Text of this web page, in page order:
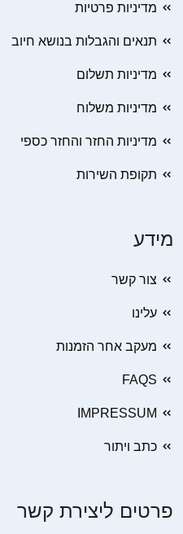
מדיניות פרטיות
תנאים והגבלות בנושא חיוב
מדיניות תשלום
מדיניות משלוח
מדיניות החזר והחזר כספי
תקופת השירות
מידע
צור קשר
עלינו
מעקב אחר הזמנות
FAQS
IMPRESSUM
כתב ויתור
פרטים ליצירת קשר